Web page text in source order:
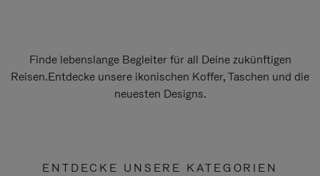
Finde lebenslange Begleiter für all Deine zukünftigen
Reisen.Entdecke unsere ikonischen Koffer, Taschen und die
neuesten Designs.
ENTDECKE UNSERE KATEGORIEN